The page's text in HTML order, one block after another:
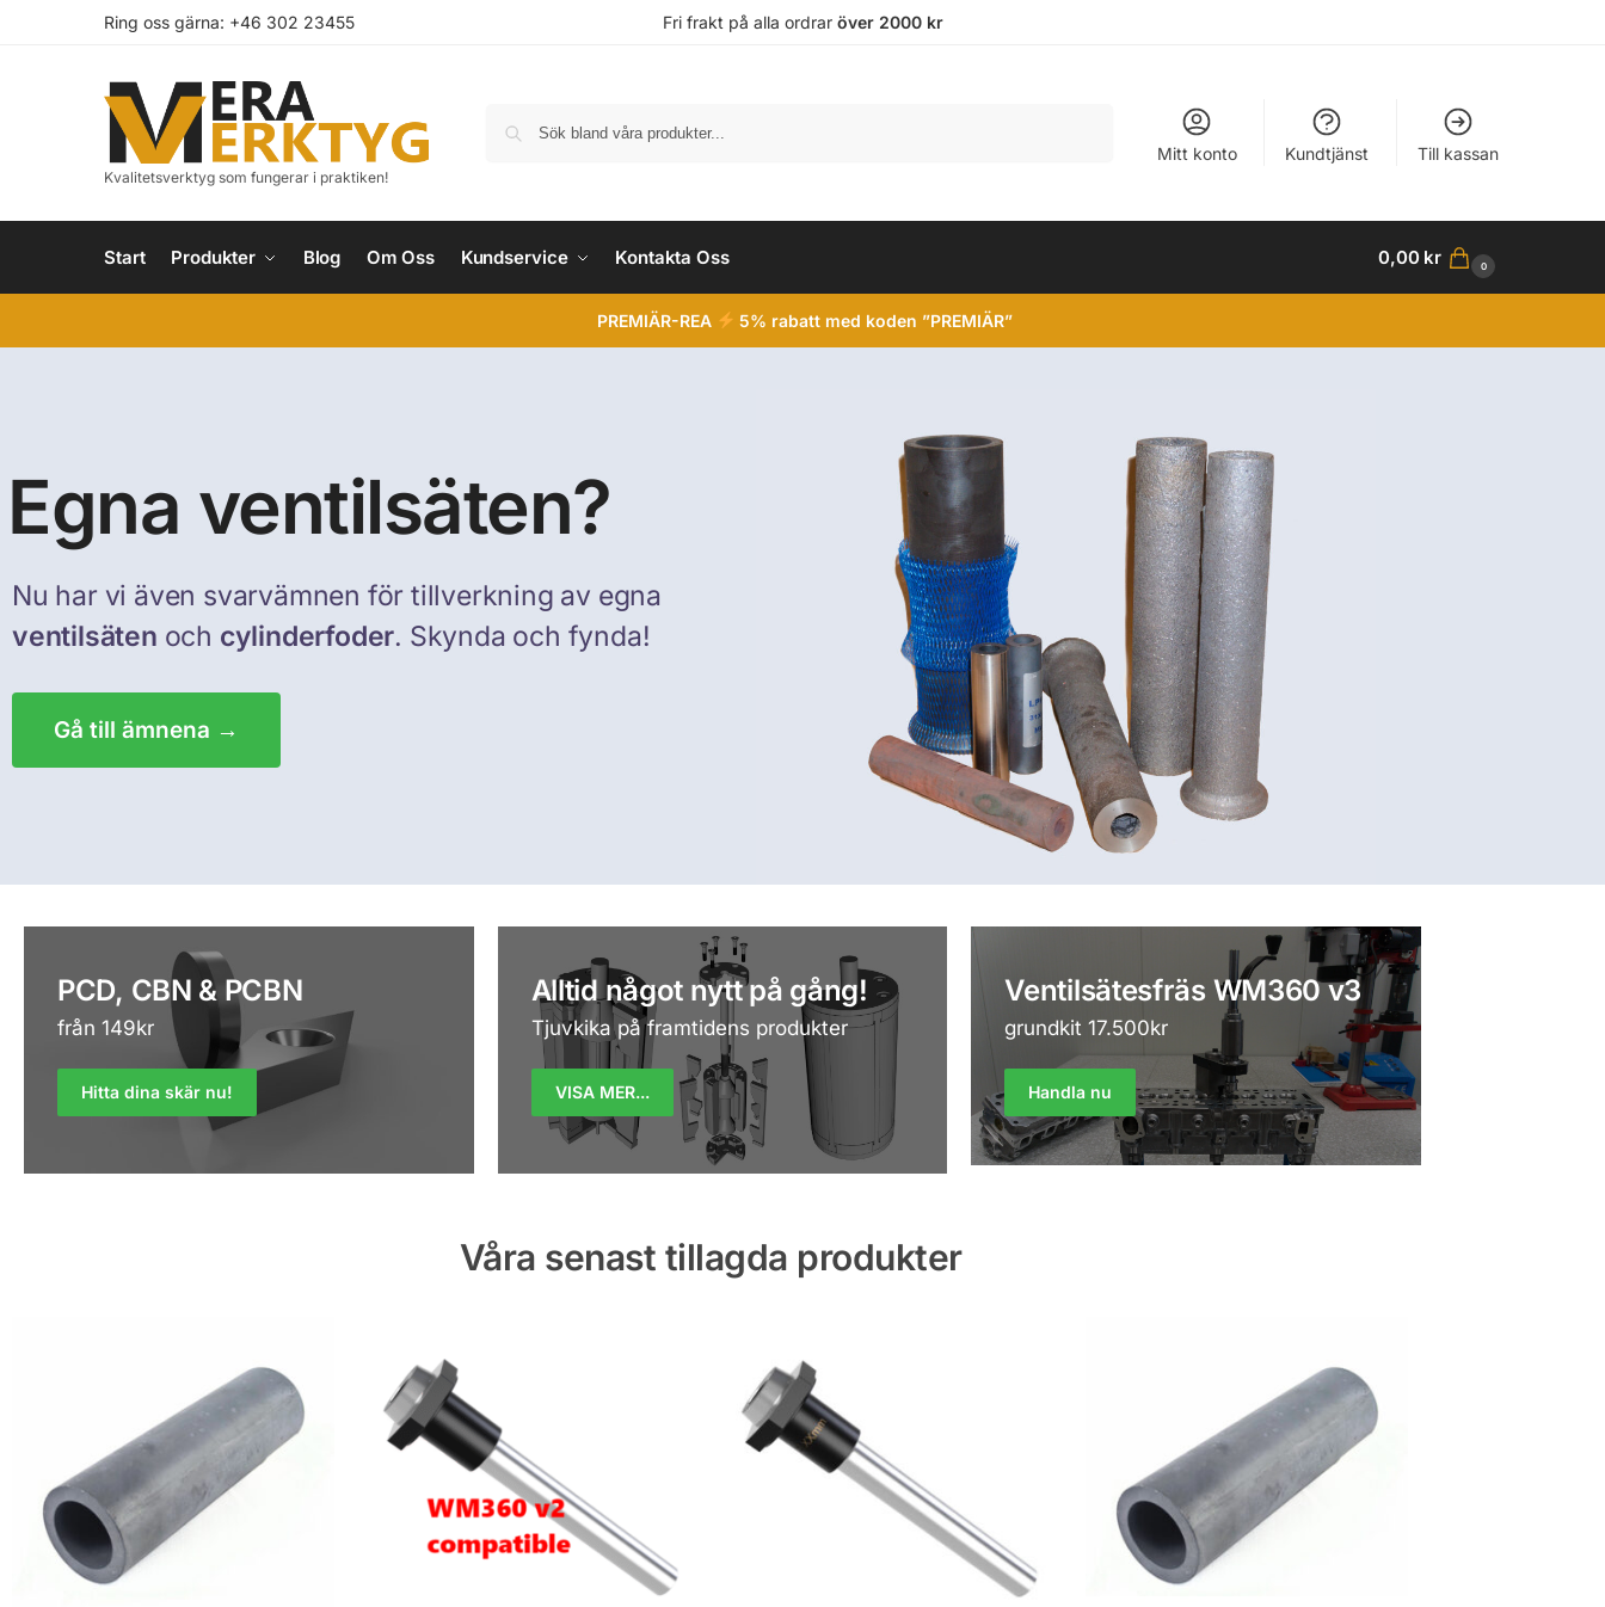
Ring oss gärna: +46 302 23455 Fri frakt på alla ordrar över 2000 kr
Kvalitetsverktyg som fungerar i praktiken!
Mitt konto Kundtjänst Till kassan
Start Produkter Blog Om Oss Kundservice Kontakta Oss 0,00 kr 0
PREMIÄR-REA 5% rabatt med koden ”PREMIÄR”
Egna ventilsäten?
Nu har vi även svarvämnen för tillverkning av egna
ventilsäten och cylinderfoder. Skynda och fynda!
Gå till ämnena →
PCD, CBN & PCBN
från 149kr
Hitta dina skär nu!
Alltid något nytt på gång!
Tjuvkika på framtidens produkter
VISA MER...
Ventilsätesfräs WM360 v3
grundkit 17.500kr
Handla nu
Våra senast tillagda produkter